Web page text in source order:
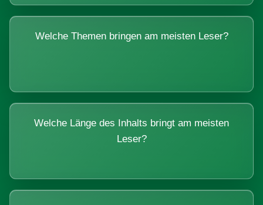
Welche Themen bringen am meisten Leser?
Welche Länge des Inhalts bringt am meisten
Leser?